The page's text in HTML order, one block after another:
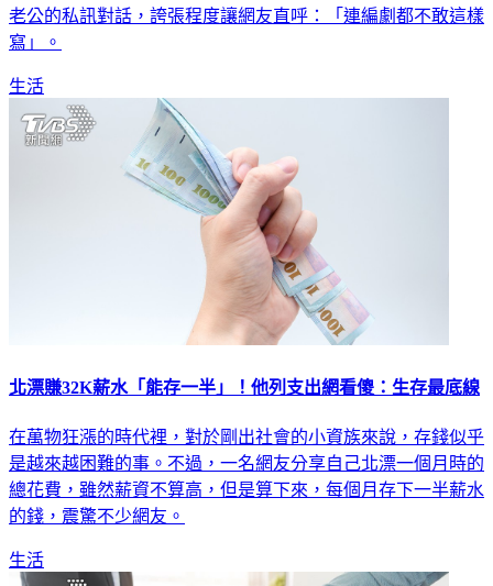
老公的私訊對話，誇張程度讓網友直呼：「連編劇都不敢這樣
寫」。
生活
北漂賺32K薪水「能存一半」！他列支出網看傻：生存最底線
在萬物狂漲的時代裡，對於剛出社會的小資族來說，存錢似乎
是越來越困難的事。不過，一名網友分享自己北漂一個月時的
總花費，雖然薪資不算高，但是算下來，每個月存下一半薪水
的錢，震驚不少網友。
生活